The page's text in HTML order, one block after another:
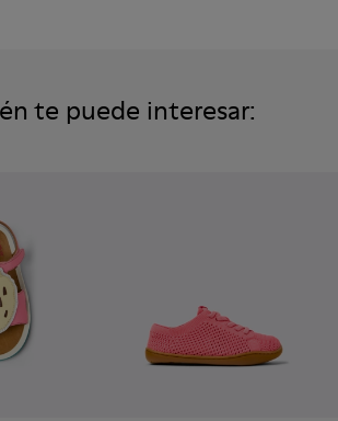
te puede interesar: